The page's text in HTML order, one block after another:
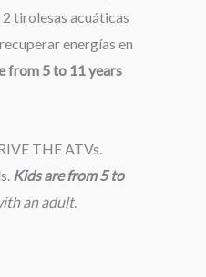
tirolesas acuáticas
energías en
from 5 to 11 years
THE ATVs.
Kids are from 5 to
an adult.